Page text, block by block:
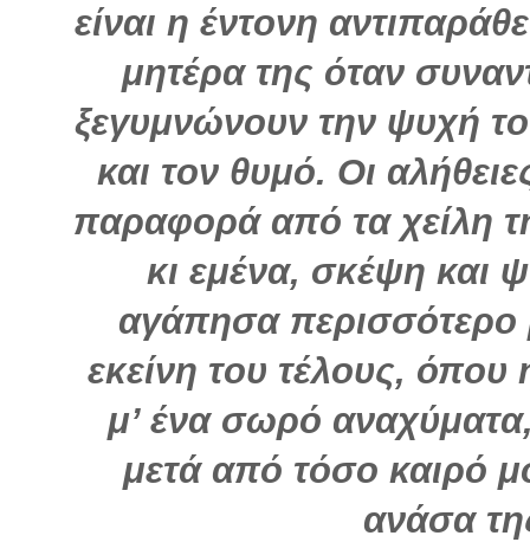
είναι η έντονη
μητέρα της όταν
ξεγυμνώνουν την ψυχή
και τον θυμό. Οι
παραφορά από τα χείλη
κι εμένα, σκέψη και
αγάπησα περισσότερο
εκείνη του τέλους, όπου
μ’ ένα σωρό
μετά από τόσο καιρό
ανάσα